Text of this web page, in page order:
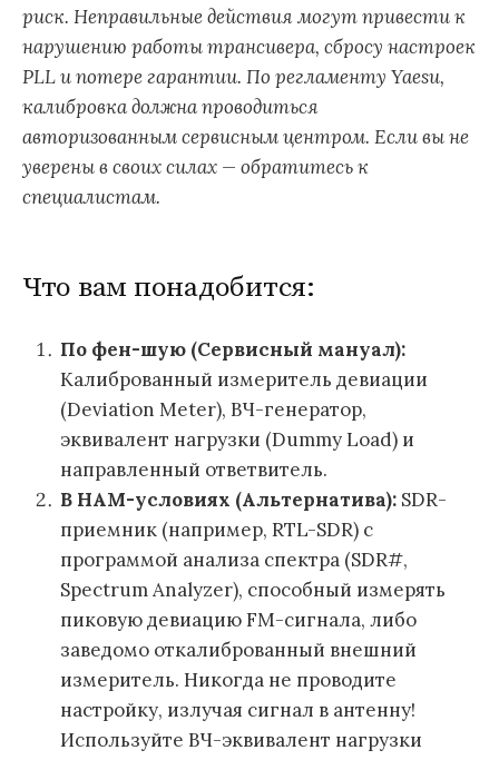
риск. Неправильные действия могут привести к
нарушению работы трансивера, сбросу настроек
PLL и потере гарантии. По регламенту Yaesu,
калибровка должна проводиться
авторизованным сервисным центром. Если вы не
уверены в своих силах — обратитесь к
специалистам.
Что вам понадобится:
По фен-шую (Сервисный мануал):
Калиброванный измеритель девиации
(Deviation Meter), ВЧ-генератор,
эквивалент нагрузки (Dummy Load) и
направленный ответвитель.
В HAM-условиях (Альтернатива): SDR-
приемник (например, RTL-SDR) с
программой анализа спектра (SDR#,
Spectrum Analyzer), способный измерять
пиковую девиацию FM-сигнала, либо
заведомо откалиброванный внешний
измеритель. Никогда не проводите
настройку, излучая сигнал в антенну!
Используйте ВЧ-эквивалент нагрузки